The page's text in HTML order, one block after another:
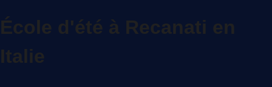
École d'été à Recanati en
Italie